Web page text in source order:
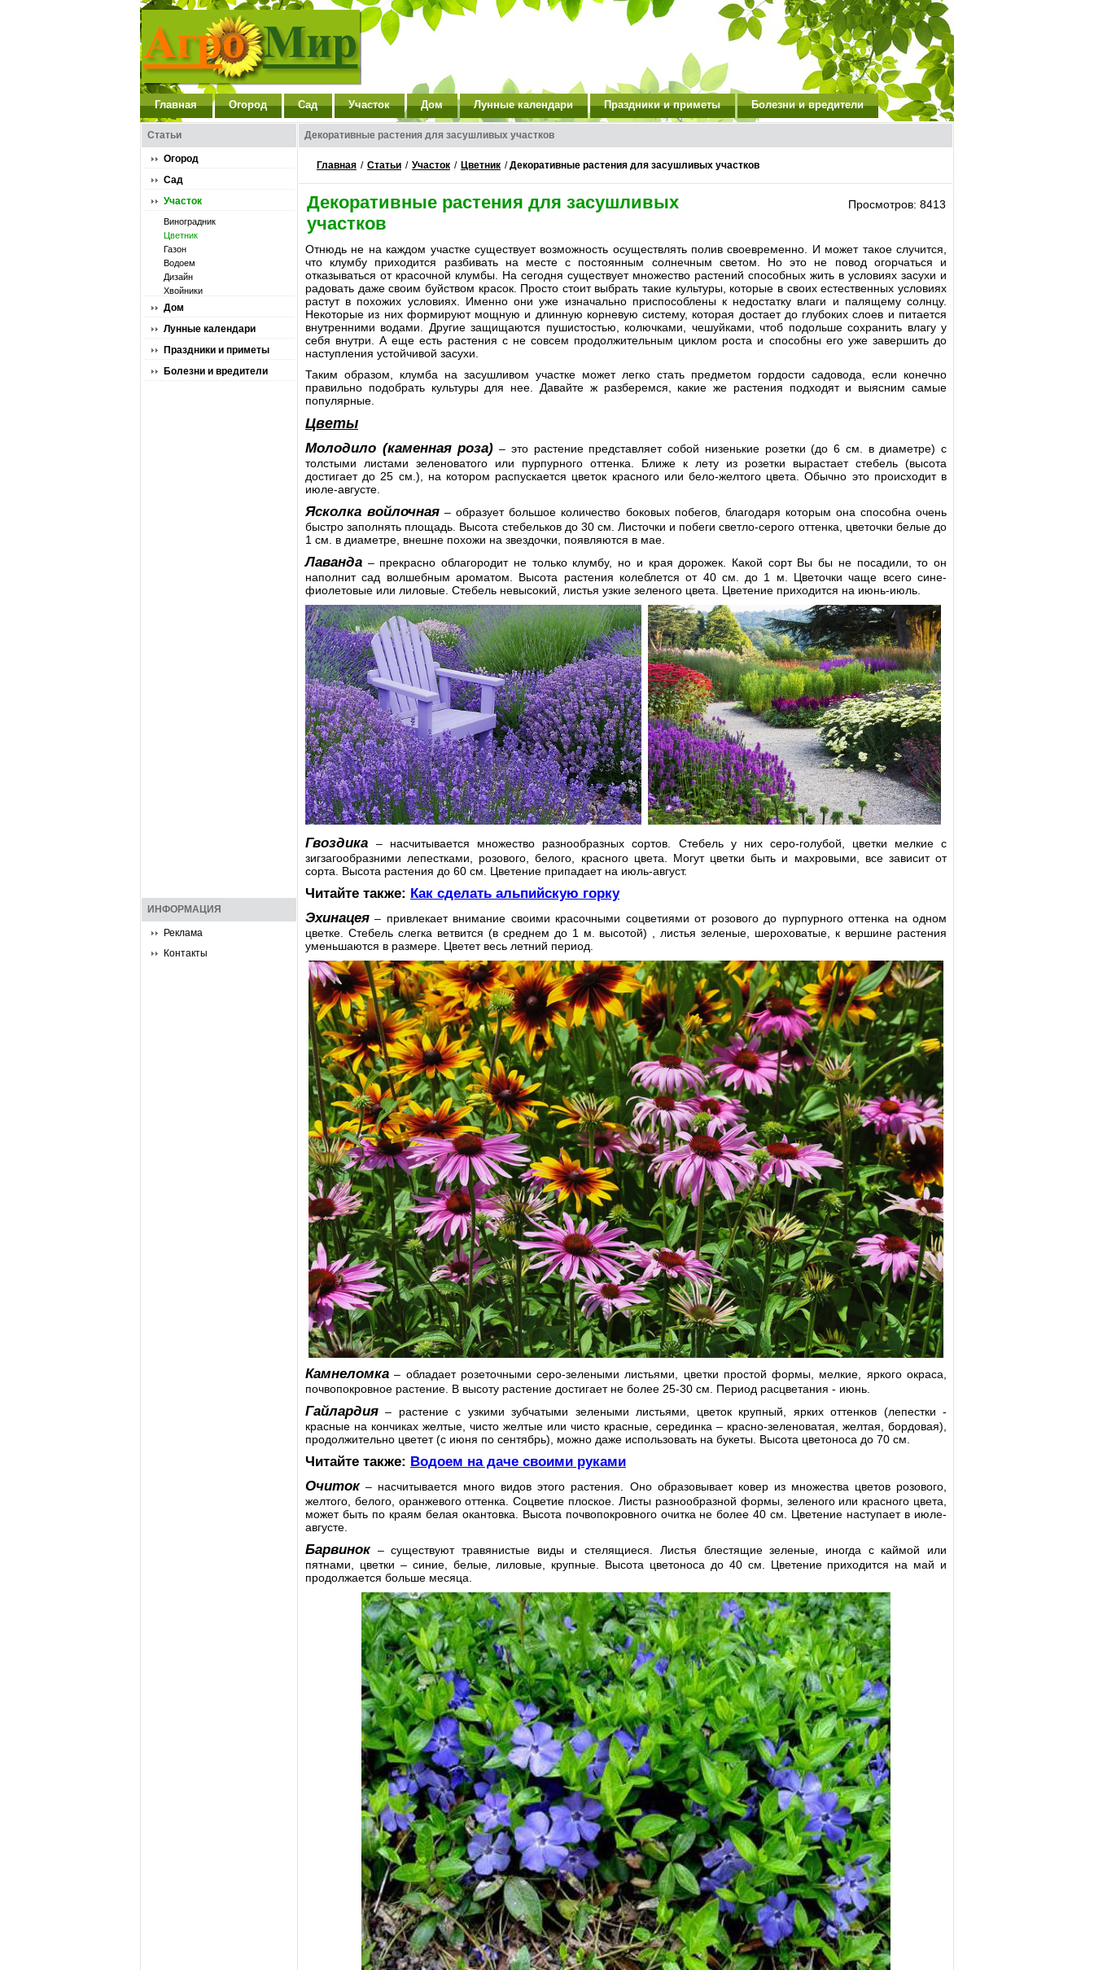
Главная Огород Сад Участок Дом Лунные календари Праздники и приметы Болезни и вредители
Статьи
Огород
Сад
Участок
Виноградник
Цветник
Газон
Водоем
Дизайн
Хвойники
Дом
Лунные календари
Праздники и приметы
Болезни и вредители
ИНФОРМАЦИЯ
Реклама
Контакты
Декоративные растения для засушливых участков
Главная / Статьи / Участок / Цветник /Декоративные растения для засушливых участков
Декоративные растения для засушливых
участков
Просмотров: 8413
Отнюдь не на каждом участке существует возможность осуществлять полив своевременно. И может такое случится,
что клумбу приходится разбивать на месте с постоянным солнечным светом. Но это не повод огорчаться и
отказываться от красочной клумбы. На сегодня существует множество растений способных жить в условиях засухи и
радовать даже своим буйством красок. Просто стоит выбрать такие культуры, которые в своих естественных условиях
растут в похожих условиях. Именно они уже изначально приспособлены к недостатку влаги и палящему солнцу.
Некоторые из них формируют мощную и длинную корневую систему, которая достает до глубоких слоев и питается
внутренними водами. Другие защищаются пушистостью, колючками, чешуйками, чтоб подольше сохранить влагу у
себя внутри. А еще есть растения с не совсем продолжительным циклом роста и способны его уже завершить до
наступления устойчивой засухи.
Таким образом, клумба на засушливом участке может легко стать предметом гордости садовода, если конечно
правильно подобрать культуры для нее. Давайте ж разберемся, какие же растения подходят и выясним самые
популярные.
Цветы
Молодило (каменная роза) – это растение представляет собой низенькие розетки (до 6 см. в диаметре) с
толстыми листами зеленоватого или пурпурного оттенка. Ближе к лету из розетки вырастает стебель (высота
достигает до 25 см.), на котором распускается цветок красного или бело-желтого цвета. Обычно это происходит в
июле-августе.
Ясколка войлочная – образует большое количество боковых побегов, благодаря которым она способна очень
быстро заполнять площадь. Высота стебельков до 30 см. Листочки и побеги светло-серого оттенка, цветочки белые до
1 см. в диаметре, внешне похожи на звездочки, появляются в мае.
Лаванда – прекрасно облагородит не только клумбу, но и края дорожек. Какой сорт Вы бы не посадили, то он
наполнит сад волшебным ароматом. Высота растения колеблется от 40 см. до 1 м. Цветочки чаще всего сине-
фиолетовые или лиловые. Стебель невысокий, листья узкие зеленого цвета. Цветение приходится на июнь-июль.
Гвоздика– насчитывается множество разнообразных сортов. Стебель у них серо-голубой, цветки мелкие с
зигзагообразними лепестками, розового, белого, красного цвета. Могут цветки быть и махровыми, все зависит от
сорта. Высота растения до 60 см. Цветение припадает на июль-август.
Читайте также: Как сделать альпийскую горку
Эхинацея – привлекает внимание своими красочными соцветиями от розового до пурпурного оттенка на одном
цветке. Стебель слегка ветвится (в среднем до 1 м. высотой) , листья зеленые, шероховатые, к вершине растения
уменьшаются в размере. Цветет весь летний период.
Камнеломка – обладает розеточными серо-зелеными листьями, цветки простой формы, мелкие, яркого окраса,
почвопокровное растение. В высоту растение достигает не более 25-30 см. Период расцветания - июнь.
Гайлардия – растение с узкими зубчатыми зелеными листьями, цветок крупный, ярких оттенков (лепестки -
красные на кончиках желтые, чисто желтые или чисто красные, серединка – красно-зеленоватая, желтая, бордовая),
продолжительно цветет (с июня по сентябрь), можно даже использовать на букеты. Высота цветоноса до 70 см.
Читайте также: Водоем на даче своими руками
Очиток – насчитывается много видов этого растения. Оно образовывает ковер из множества цветов розового,
желтого, белого, оранжевого оттенка. Соцветие плоское. Листы разнообразной формы, зеленого или красного цвета,
может быть по краям белая окантовка. Высота почвопокровного очитка не более 40 см. Цветение наступает в июле-
августе.
Барвинок – существуют травянистые виды и стелящиеся. Листья блестящие зеленые, иногда с каймой или
пятнами, цветки – синие, белые, лиловые, крупные. Высота цветоноса до 40 см. Цветение приходится на май и
продолжается больше месяца.